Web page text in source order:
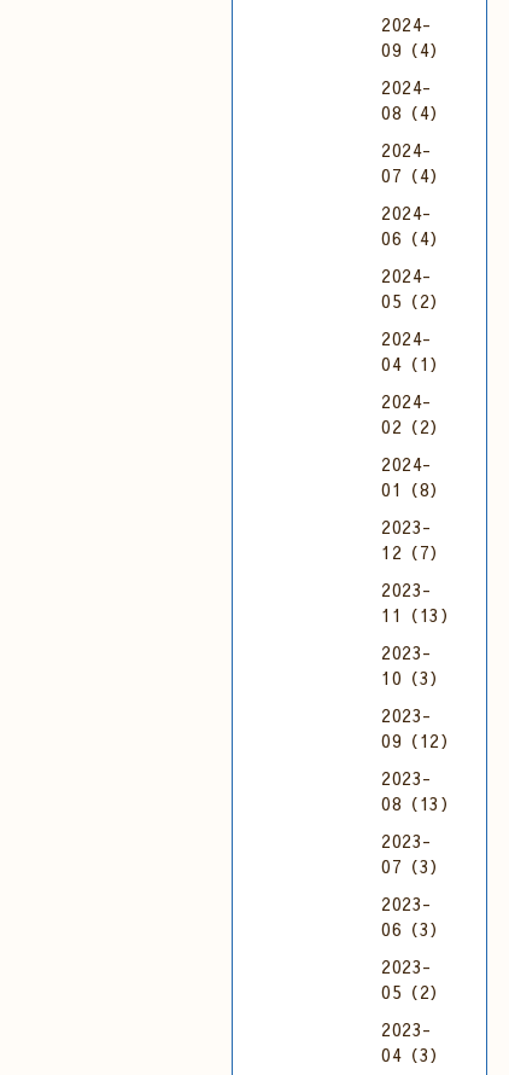
2024-
09（4）
2024-
08（4）
2024-
07（4）
2024-
06（4）
2024-
05（2）
2024-
04（1）
2024-
02（2）
2024-
01（8）
2023-
12（7）
2023-
11（13）
2023-
10（3）
2023-
09（12）
2023-
08（13）
2023-
07（3）
2023-
06（3）
2023-
05（2）
2023-
04（3）